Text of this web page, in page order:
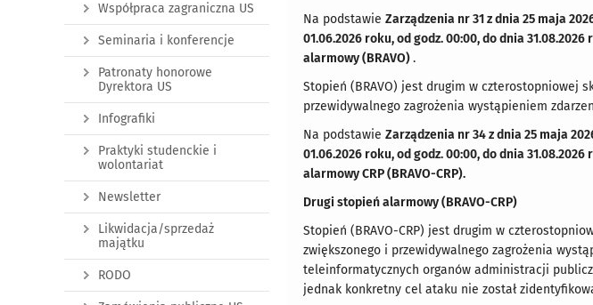
Na podstawieZarządzenia nr 31 z dnia 25 maja
01.06.2026 roku, od godz. 00:00, do dnia 31.08.2026
alarmowy (BRAVO).
Stopień (BRAVO) jest drugim w czterostopniowej
przewidywalnego zagrożenia wystąpieniem
Na podstawieZarządzenia nr 34 z dnia 25 maja
01.06.2026 roku, od godz. 00:00, do dnia 31.08.2026
alarmowy CRP (BRAVO-CRP).
Drugi stopień alarmowy (BRAVO-CRP)
Stopień (BRAVO-CRP) jest drugim w
zwiększonego i przewidywalnego zagrożenia
teleinformatycznych organów administracji
jednak konkretny cel ataku nie został
Współpraca zagraniczna US
Seminaria i konferencje
Patronaty honorowe
Dyrektora US
Infografiki
Praktyki studenckie i
wolontariat
Newsletter
Likwidacja/sprzedaż
majątku
RODO